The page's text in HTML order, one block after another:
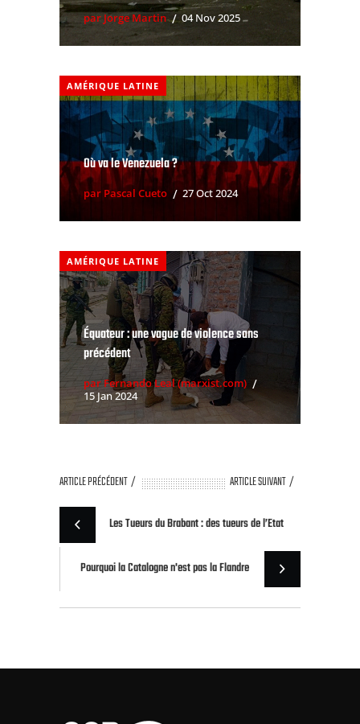
par Jorge Martin 04 Nov 2025
AMÉRIQUE LATINE
Où va le Venezuela ?
par Pascal Cueto 27 Oct 2024
AMÉRIQUE LATINE
Équateur : une vague de violence sans
précédent
par Fernando Leal (marxist.com)
15 Jan 2024
ARTICLE PRÉCÉDENT ARTICLE SUIVANT
Les Tueurs du Brabant : des tueurs de l’Etat
Pourquoi la Catalogne n'est pas la Flandre